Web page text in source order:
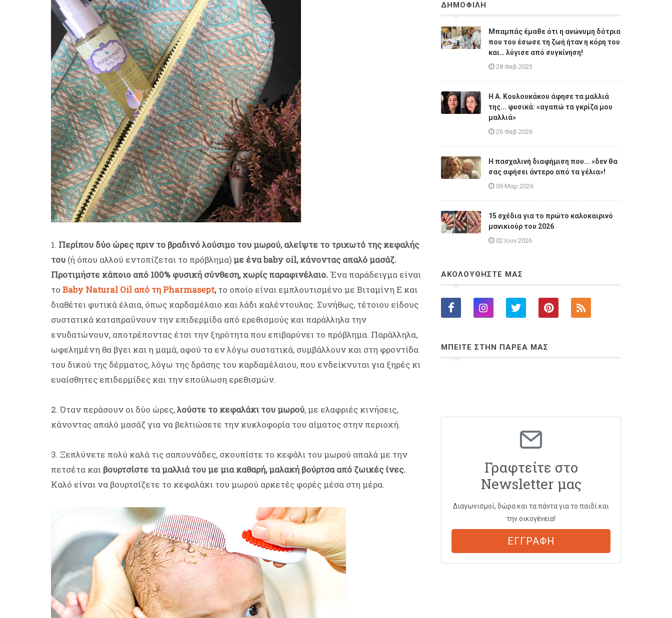
1. Περίπου δύο ώρες πριν το βραδινό λούσιμο του μωρού, αλείψτε το τριχωτό της κεφαλής
του (ή όπου αλλού εντοπίζεται το πρόβλημα)με ένα baby oil, κάνοντας απαλό μασάζ.
Προτιμήστε κάποιο από 100% φυσική σύνθεση, χωρίς παραφινέλαιο.Ένα παράδειγμα είναι
το Baby Natural Oil από τη Pharmasept,το οποίο είναι εμπλουτισμένο με Βιταμίνη Ε και
διαθέτει φυτικά έλαια, όπως καρδαμέλαιο και λάδι καλέντουλας. Συνήθως, τέτοιου είδους
συστατικά καταπραΰνουν την επιδερμίδα από ερεθισμούς και παράλληλα την
ενυδατώνουν, αποτρέποντας έτσι την ξηρότητα που επιβαρύνει το πρόβλημα. Παράλληλα,
ωφελημένη θα βγει και η μαμά, αφού τα εν λόγω συστατικά, συμβάλλουν και στη φροντίδα
του δικού της δέρματος, λόγω της δράσης του καρδαμέλαιου, που ενδείκνυται για ξηρές κι
ευαίσθητες επιδερμίδες και την επούλωση ερεθισμών.
2. Όταν περάσουν οι δύο ώρες,λούστε το κεφαλάκι του μωρού, με ελαφριές κινήσεις,
κάνοντας απαλό μασάζ για να βελτιώσετε την κυκλοφορία του αίματος στην περιοχή.
3. Ξεπλύνετε πολύ καλά τις σαπουνάδες, σκουπίστε το κεφάλι του μωρού απαλά με την
πετσέτα και βουρτσίστε τα μαλλιά του με μια καθαρή, μαλακή βούρτσα από ζωικές ίνες.
Καλό είναι να βουρτσίζετε το κεφαλάκι του μωρού αρκετές φορές μέσα στη μέρα.
ΔΗΜΟΦΙΛΗ
Μπαμπάς έμαθε ότι η ανώνυμη δότρια
που του έσωσε τη ζωή ήταν η κόρη του
και… λύγισε από συγκίνηση!
28 Φεβ 2023
Η A. Κουλουκάκου άφησε τα μαλλιά
της... φυσικά: «αγαπώ τα γκρίζα μου
μαλλιά»
26 Φεβ 2026
Η πασχαλινή διαφήμιση που... «δεν θα
σας αφήσει άντερο από τα γέλια»!
09 Μαρ 2026
15 σχέδια για το πρώτο καλοκαιρινό
μανικιούρ του 2026
02 Ιουν 2026
ΑΚΟΛΟΥΘΗΣΤΕ ΜΑΣ
ΜΠΕΙΤΕ ΣΤΗΝ ΠΑΡΕΑ ΜΑΣ
Γραφτείτε στο
Newsletter μας
Διαγωνισμοί, δώρα και τα πάντα για το παιδί και
την οικογένεια!
ΕΓΓΡΑΦΗ